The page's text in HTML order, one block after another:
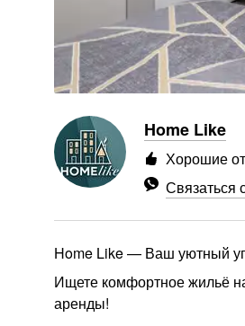
Home Like
Связаться
Хорошие
Home Like — Ваш уютный
Ищете комфортное жильё
аренды!